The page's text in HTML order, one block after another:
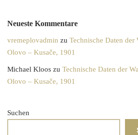
Neueste Kommentare
vremeplovadmin zu Technische Daten
Olovo – Kusače, 1901
Michael Kloos zu Technische Daten der
Olovo – Kusače, 1901
Suchen